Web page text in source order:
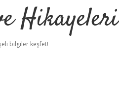
Hikayeleri
bilgiler keşfet!